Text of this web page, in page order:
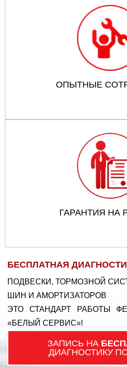
ОПЫТНЫЕ
ГАРАНТИЯ НА
БЕСПЛАТНАЯ
ПОДВЕСКИ, ТОРМОЗНОЙ
ШИН И АМОРТИЗАТОРОВ
ЭТО СТАНДАРТ РАБОТЫ
«БЕЛЫЙ СЕРВИС»!
ЗАПИСЬ НА
ДИАГНОСТИКУ